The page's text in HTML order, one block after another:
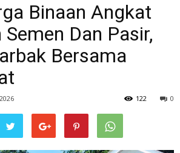
Binaan Angkat
Dan Pasir,
Bersama
0
122